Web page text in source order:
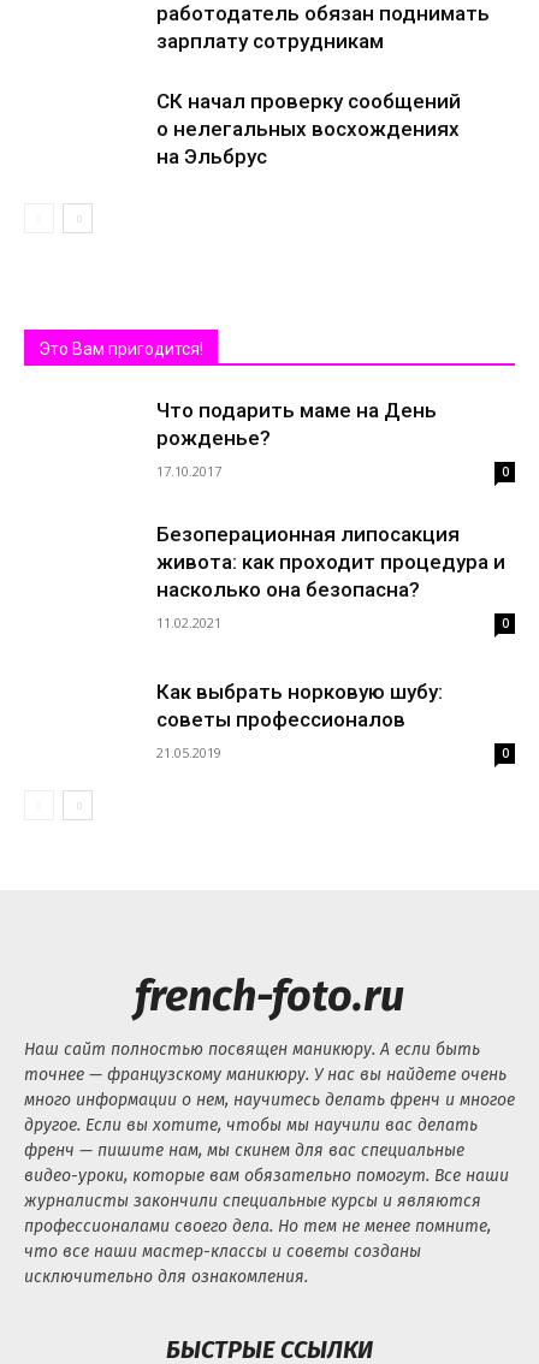
работодатель обязан поднимать
зарплату сотрудникам
СК начал проверку сообщений
о нелегальных восхождениях
на Эльбрус
Это Вам пригодится!
Что подарить маме на День
рожденье?
17.10.2017 0
Безоперационная липосакция
живота: как проходит процедура и
насколько она безопасна?
11.02.2021 0
Как выбрать норковую шубу:
советы профессионалов
21.05.2019 0
french-foto.ru
Наш сайт полностью посвящен маникюру. А если быть
точнее — французскому маникюру. У нас вы найдете очень
много информации о нем, научитесь делать френч и многое
другое. Если вы хотите, чтобы мы научили вас делать
френч — пишите нам, мы скинем для вас специальные
видео-уроки, которые вам обязательно помогут. Все наши
журналисты закончили специальные курсы и являются
профессионалами своего дела. Но тем не менее помните,
что все наши мастер-классы и советы созданы
исключительно для ознакомления.
БЫСТРЫЕ ССЫЛКИ